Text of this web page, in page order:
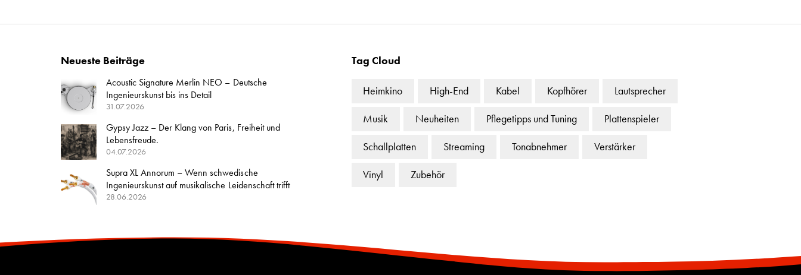
Neueste Beiträge
Acoustic Signature Merlin NEO – Deutsche
Ingenieurskunst bis ins Detail
31.07.2026
Gypsy Jazz – Der Klang von Paris, Freiheit und
Lebensfreude.
04.07.2026
Supra XL Annorum – Wenn schwedische
Ingenieurskunst auf musikalische Leidenschaft trifft
28.06.2026
Tag Cloud
Heimkino High-End Kabel Kopfhörer Lautsprecher
Musik Neuheiten Pflegetipps und Tuning Plattenspieler
Schallplatten Streaming Tonabnehmer Verstärker
Vinyl Zubehör